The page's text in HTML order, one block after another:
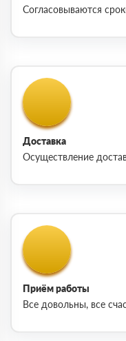
Согласовываются
Доставка
Осуществление
Приём работы
Все довольны, все